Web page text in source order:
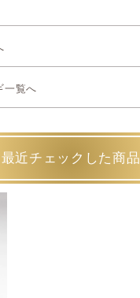
一覧へ
最近チェックした商品